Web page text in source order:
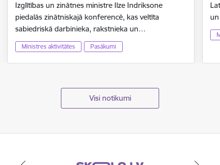
Izglītības un zinātnes ministre Ilze Indriksone
piedalās zinātniskajā konferencē, kas veltīta
sabiedriskā darbinieka, rakstnieka un…
Ministres aktivitātes Pasākumi
Visi notikumi